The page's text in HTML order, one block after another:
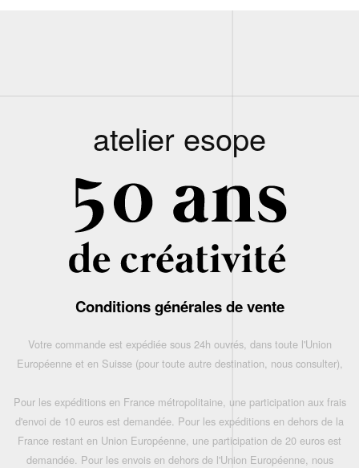
atelier esope
Conditions générales de vente
Votre commande est expédiée sous 24h ouvrés, dans toute l'Union
Européenne et en Suisse (pour toute autre destination, nous consulter),
Pour les expéditions en France métropolitaine, une participation aux frais
d'envoi de 10 euros est demandée. Pour les expéditions en dehors de la
France restant en Union Européenne, une participation de 20 euros est
demandée. Pour les envois en dehors de l'Union Européenne, nous